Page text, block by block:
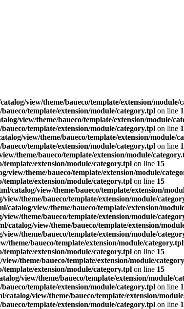
view/theme/baueco/template/extension/module/
template/extension/module/category.tpl on line
view/theme/baueco/template/extension/module/
template/extension/module/category.tpl on line
view/theme/baueco/template/extension/module/
template/extension/module/category.tpl on line
theme/baueco/template/extension/module/
extension/module/category.tpl on line 15
view/theme/baueco/template/extension/module/
extension/module/category.tpl on line 15
catalog/view/theme/baueco/template/extension/
theme/baueco/template/extension/module/
catalog/view/theme/baueco/template/extension/
theme/baueco/template/extension/module/
catalog/view/theme/baueco/template/extension/
theme/baueco/template/extension/module/
theme/baueco/template/extension/module/category.tpl
extension/module/category.tpl on line 15
theme/baueco/template/extension/module/
extension/module/category.tpl on line 15
view/theme/baueco/template/extension/module/
template/extension/module/category.tpl on line
catalog/view/theme/baueco/template/extension/
template/extension/module/category.tpl on line